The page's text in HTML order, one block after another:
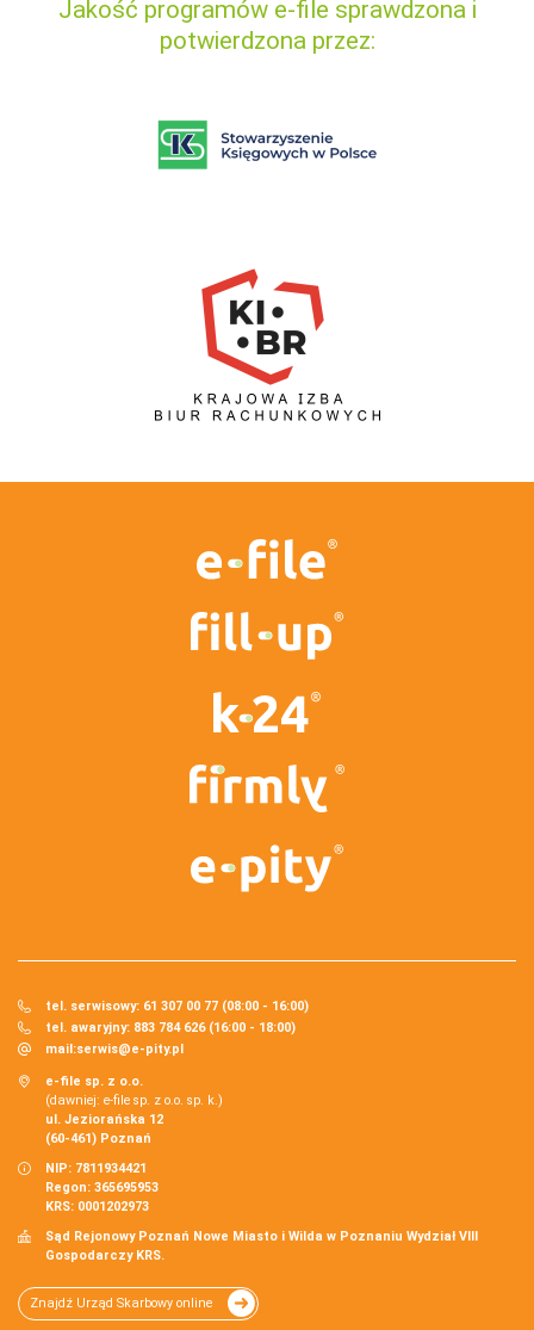
Jakość programów e-file sprawdzona i
potwierdzona przez:
tel. serwisowy: 61 307 00 77 (08:00 - 16:00)
tel. awaryjny: 883 784 626 (16:00 - 18:00)
mail:serwis@e-pity.pl
e-file sp. z o.o.
(dawniej: e-file sp. z o.o. sp. k.)
ul. Jeziorańska 12
(60-461) Poznań
NIP: 7811934421
Regon: 365695953
KRS: 0001202973
Sąd Rejonowy Poznań Nowe Miasto i Wilda w Poznaniu Wydział VIII
Gospodarczy KRS.
Znajdź Urząd Skarbowy online